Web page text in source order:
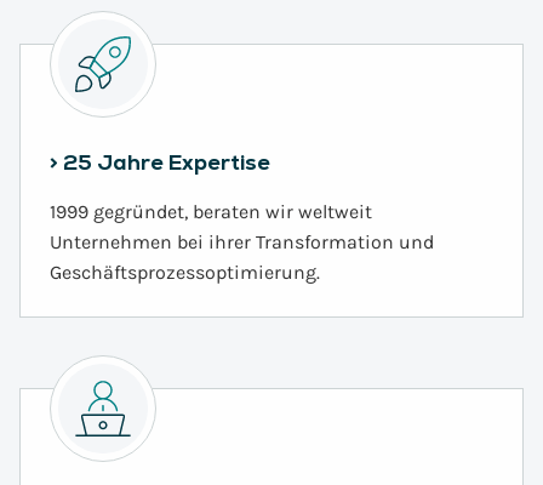
> 25 Jahre Expertise
1999 gegründet, beraten wir weltweit
Unternehmen bei ihrer Transformation und
Geschäftsprozessoptimierung.